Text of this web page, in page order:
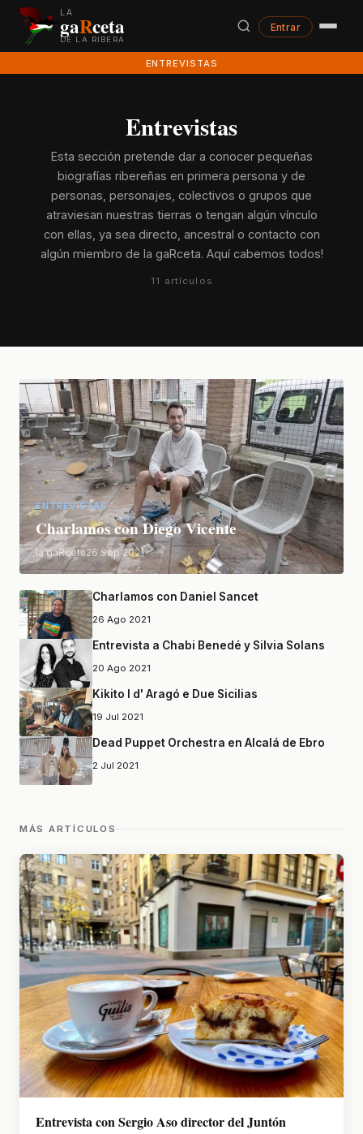
LA
gaRceta
DE LA RIBERA
Entrar
ENTREVISTAS
Entrevistas
Esta sección pretende dar a conocer pequeñas
biografías ribereñas en primera persona y de
personas, personajes, colectivos o grupos que
atraviesan nuestras tierras o tengan algún vínculo
con ellas, ya sea directo, ancestral o contacto con
algún miembro de la gaRceta. Aquí cabemos todos!
11 artículos
ENTREVISTAS
Charlamos con Diego Vicente
la gaRceta26 Sep 2021
Charlamos con Daniel Sancet
26 Ago 2021
Entrevista a Chabi Benedé y Silvia Solans
20 Ago 2021
Kikito I d' Aragó e Due Sicilias
19 Jul 2021
Dead Puppet Orchestra en Alcalá de Ebro
2 Jul 2021
MÁS ARTÍCULOS
Entrevista con Sergio Aso director del Juntón